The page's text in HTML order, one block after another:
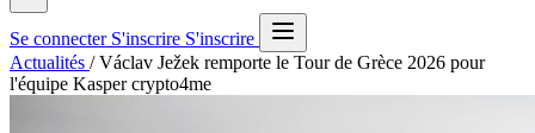
Se connecter S'inscrire S'inscrire
Actualités / Václav Ježek remporte le Tour de Grèce 2026 pour
l'équipe Kasper crypto4me